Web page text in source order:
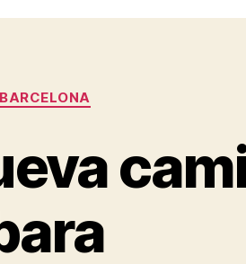
Categorías
BARCELONA